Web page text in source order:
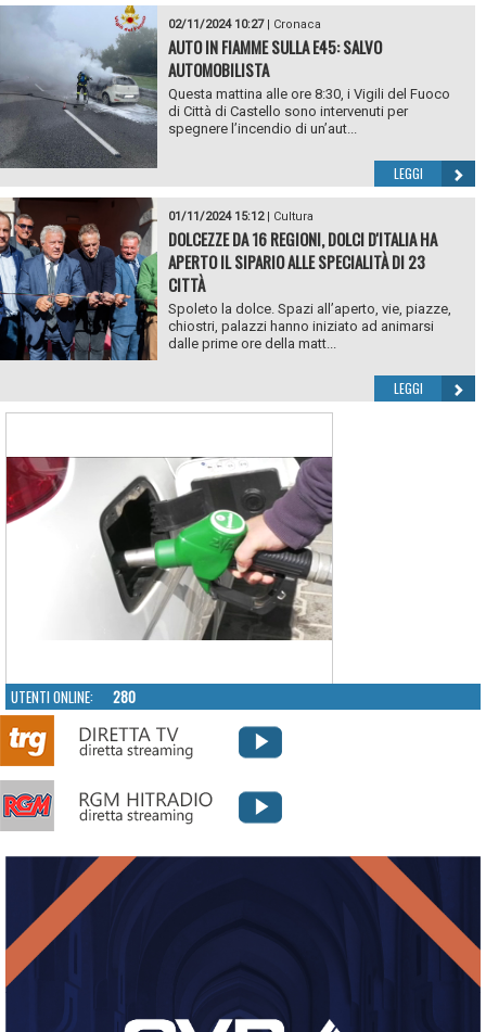
02/11/2024 10:27| Cronaca
AUTO IN FIAMME SULLA E45: SALVO
AUTOMOBILISTA
Questa mattina alle ore 8:30, i Vigili del Fuoco
di Città di Castello sono intervenuti per
spegnere l’incendio di un’aut...
LEGGI
01/11/2024 15:12| Cultura
DOLCEZZE DA 16 REGIONI, DOLCI D'ITALIA HA
APERTO IL SIPARIO ALLE SPECIALITÀ DI 23
CITTÀ
Spoleto la dolce. Spazi all’aperto, vie, piazze,
chiostri, palazzi hanno iniziato ad animarsi
dalle prime ore della matt...
LEGGI
UTENTI ONLINE: 280